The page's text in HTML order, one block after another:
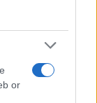
or
Yuan,
τόνισε τη
ψυχική υγεία:
να